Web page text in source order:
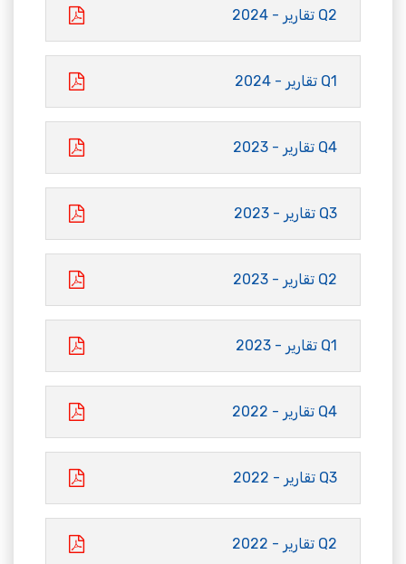
Q2 تقارير - 2024
Q1 تقارير - 2024
Q4 تقارير - 2023
Q3 تقارير - 2023
Q2 تقارير - 2023
Q1 تقارير - 2023
Q4 تقارير - 2022
Q3 تقارير - 2022
Q2 تقارير - 2022